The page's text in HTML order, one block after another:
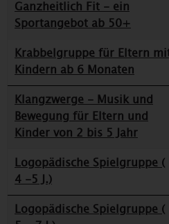
Ganzheitlich Fit - ein
Sportangebot ab 50+
Krabbelgruppe für Eltern
Kindern ab 6 Monaten
Klangzwerge - Musik und
Bewegung für Eltern und
Kinder von 2 bis 5 Jahr
Logopädische Spielgruppe (
4 -5 J.)
Logopädische Spielgruppe (